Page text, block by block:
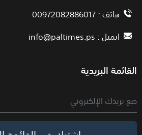
هاتف : 00972082886017
ايميل :info@paltimes.ps
القائمة البريدية